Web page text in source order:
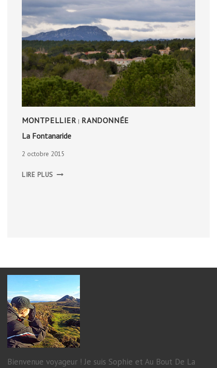
MONTPELLIER | RANDONNÉE
La Fontanaride
2 octobre 2015
LIRE PLUS FONTANARIDE
Bienvenue voyageur ! Je suis Sophie et Au Bout De La